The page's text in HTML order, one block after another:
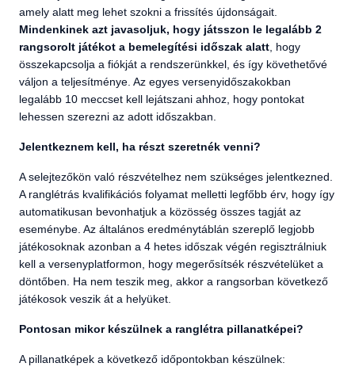
amely alatt meg lehet szokni a frissítés újdonságait.
Mindenkinek azt javasoljuk, hogy játsszon le legalább 2
rangsorolt játékot a bemelegítési időszak alatt , hogy
összekapcsolja a fiókját a rendszerünkkel, és így követhetővé
váljon a teljesítménye. Az egyes versenyidőszakokban
legalább 10 meccset kell lejátszani ahhoz, hogy pontokat
lehessen szerezni az adott időszakban.
Jelentkeznem kell, ha részt szeretnék venni?
A selejtezőkön való részvételhez nem szükséges jelentkezned.
A ranglétrás kvalifikációs folyamat melletti legfőbb érv, hogy így
automatikusan bevonhatjuk a közösség összes tagját az
eseménybe. Az általános eredménytáblán szereplő legjobb
játékosoknak azonban a 4 hetes időszak végén regisztrálniuk
kell a versenyplatformon, hogy megerősítsék részvételüket a
döntőben. Ha nem teszik meg, akkor a rangsorban következő
játékosok veszik át a helyüket.
Pontosan mikor készülnek a ranglétra pillanatképei?
A pillanatképek a következő időpontokban készülnek: